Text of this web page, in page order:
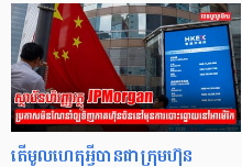
តើមូលហេតុអ្វីបានជាក្រុមហ៊ុន